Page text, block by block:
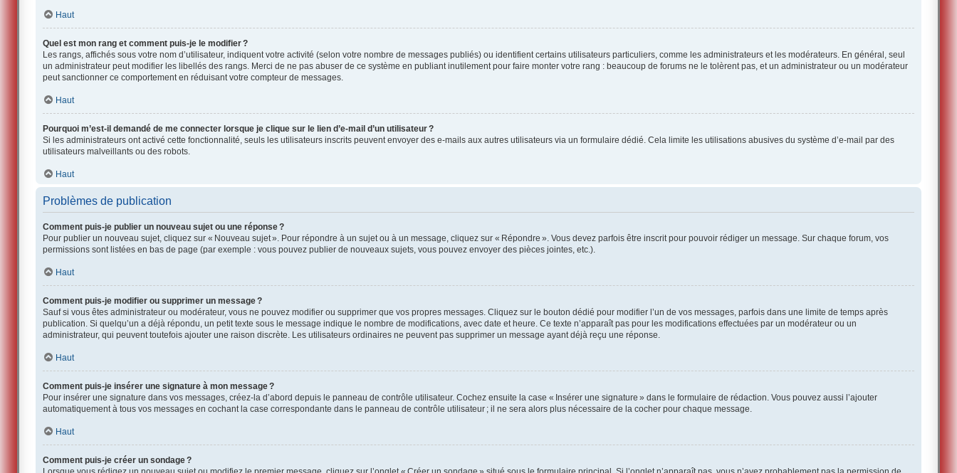
Haut
Quel est mon rang et comment puis-je le modifier ?
Les rangs, affichés sous votre nom d’utilisateur, indiquent votre activité (selon votre nombre de messages publiés) ou identifient certains utilisateurs particuliers, comme les administrateurs et les modérateurs. En général, seul
un administrateur peut modifier les libellés des rangs. Merci de ne pas abuser de ce système en publiant inutilement pour faire monter votre rang : beaucoup de forums ne le tolèrent pas, et un administrateur ou un modérateur
peut sanctionner ce comportement en réduisant votre compteur de messages.
Haut
Pourquoi m’est-il demandé de me connecter lorsque je clique sur le lien d’e-mail d’un utilisateur ?
Si les administrateurs ont activé cette fonctionnalité, seuls les utilisateurs inscrits peuvent envoyer des e-mails aux autres utilisateurs via un formulaire dédié. Cela limite les utilisations abusives du système d’e-mail par des
utilisateurs malveillants ou des robots.
Haut
Problèmes de publication
Comment puis-je publier un nouveau sujet ou une réponse ?
Pour publier un nouveau sujet, cliquez sur « Nouveau sujet ». Pour répondre à un sujet ou à un message, cliquez sur « Répondre ». Vous devez parfois être inscrit pour pouvoir rédiger un message. Sur chaque forum, vos
permissions sont listées en bas de page (par exemple : vous pouvez publier de nouveaux sujets, vous pouvez envoyer des pièces jointes, etc.).
Haut
Comment puis-je modifier ou supprimer un message ?
Sauf si vous êtes administrateur ou modérateur, vous ne pouvez modifier ou supprimer que vos propres messages. Cliquez sur le bouton dédié pour modifier l’un de vos messages, parfois dans une limite de temps après
publication. Si quelqu’un a déjà répondu, un petit texte sous le message indique le nombre de modifications, avec date et heure. Ce texte n’apparaît pas pour les modifications effectuées par un modérateur ou un
administrateur, qui peuvent toutefois ajouter une raison discrète. Les utilisateurs ordinaires ne peuvent pas supprimer un message ayant déjà reçu une réponse.
Haut
Comment puis-je insérer une signature à mon message ?
Pour insérer une signature dans vos messages, créez-la d’abord depuis le panneau de contrôle utilisateur. Cochez ensuite la case « Insérer une signature » dans le formulaire de rédaction. Vous pouvez aussi l’ajouter
automatiquement à tous vos messages en cochant la case correspondante dans le panneau de contrôle utilisateur ; il ne sera alors plus nécessaire de la cocher pour chaque message.
Haut
Comment puis-je créer un sondage ?